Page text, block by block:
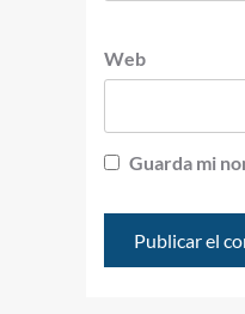
Web
Guarda mi